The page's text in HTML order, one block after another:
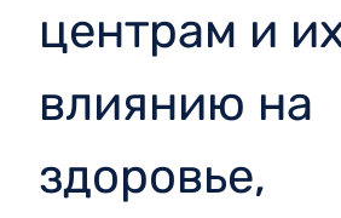
центрам и
влиянию на
здоровье,